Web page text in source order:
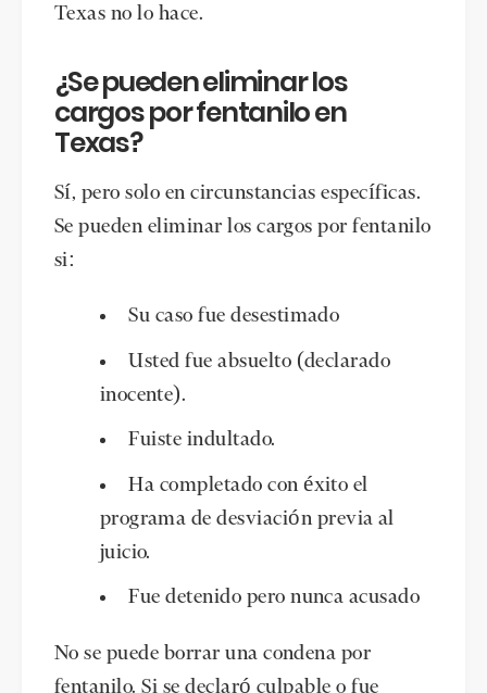
Texas no lo hace.
¿Se pueden eliminar los
cargos por fentanilo en
Texas?
Sí, pero solo en circunstancias específicas.
Se pueden eliminar los cargos por fentanilo
si:
Su caso fue desestimado
Usted fue absuelto (declarado
inocente).
Fuiste indultado.
Ha completado con éxito el
programa de desviación previa al
juicio.
Fue detenido pero nunca acusado
No se puede borrar una condena por
fentanilo. Si se declaró culpable o fue